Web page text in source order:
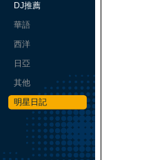
DJ推薦
華語
西洋
日亞
其他
明星日記